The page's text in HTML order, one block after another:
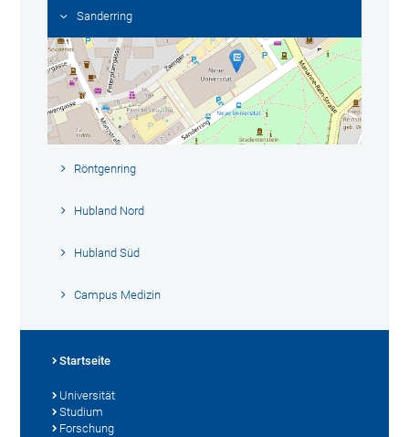
Sanderring
Röntgenring
Hubland Nord
Hubland Süd
Campus Medizin
Startseite
Universität
Studium
Forschung